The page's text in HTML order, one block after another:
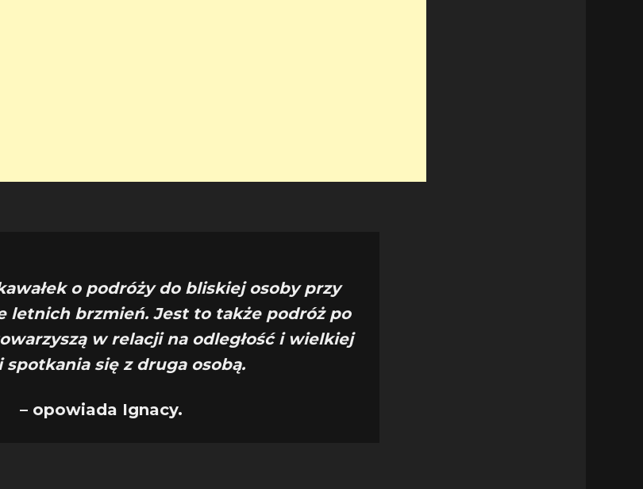
o podróży do bliskiej osoby przy
letnich brzmień. Jest to także podróż po
w relacji na odległość i wielkiej
spotkania się z druga osobą.
– opowiada Ignacy.